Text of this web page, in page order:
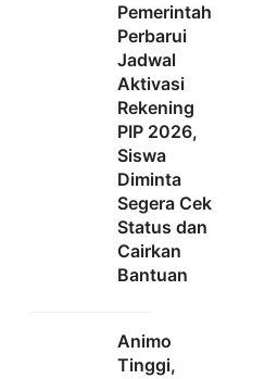
Pemerintah
Perbarui
Jadwal
Aktivasi
Rekening
PIP 2026,
Siswa
Diminta
Segera Cek
Status dan
Cairkan
Bantuan
Animo
Tinggi,